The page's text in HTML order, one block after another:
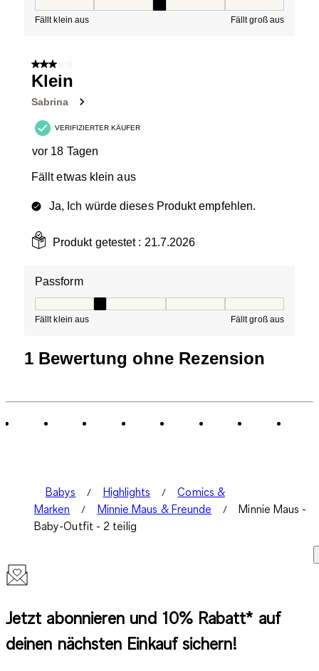
Fällt klein aus Fällt groß aus
3 von 5 Sternen.
Klein
Sabrina
VERIFIZIERTER KÄUFER
vor 18 Tagen
Fällt etwas klein aus
Ja, Ich würde dieses Produkt empfehlen.
Produkt getestet : 21.7.2026
Passform
Fällt klein aus Fällt groß aus
1 Bewertung ohne Rezension
Babys Highlights
Comics &
Marken
Minnie Maus & Freunde
Minnie Maus -
Baby-Outfit - 2 teilig
Jetzt abonnieren und 10% Rabatt* auf
deinen nächsten Einkauf sichern!